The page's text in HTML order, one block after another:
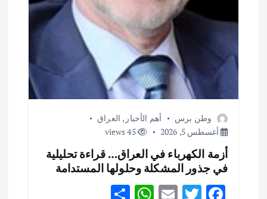
وطن برس أهم الأخبار , العراق
أغسطس 5, 2026
45 views
أزمة الكهرباء في العراق… قراءة تحليلية
في جذور المشكلة وحلولها المستدامة